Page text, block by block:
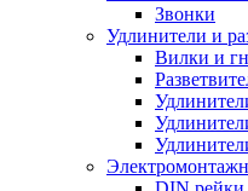
Звонки
Удлинители и
Вилки и